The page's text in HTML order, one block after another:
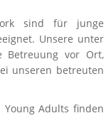
sind für junge
Unsere unter
Betreuung vor Ort,
unseren betreuten
Adults finden